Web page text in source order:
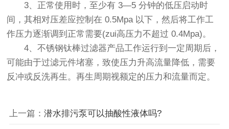
3、正常使用时，至少有 3—5 分钟的低压启动时
间，其相对压差应控制在 0.5Mpa 以下，然后将工作工
作压力逐渐调到正常需要(zui高压力不超过 0.4Mpa)。
4、不锈钢钛棒过滤器产品工作运行到一定周期后，
可能由于过滤元件堵塞，致使压力升高流量降低，需要
反冲或反洗再生。再生周期视额定的压力和流量而定。
上一篇： 潜水排污泵可以抽酸性液体吗?